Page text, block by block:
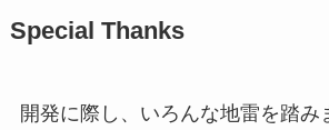
Special Thanks
開発に際し、いろんな地雷を踏み